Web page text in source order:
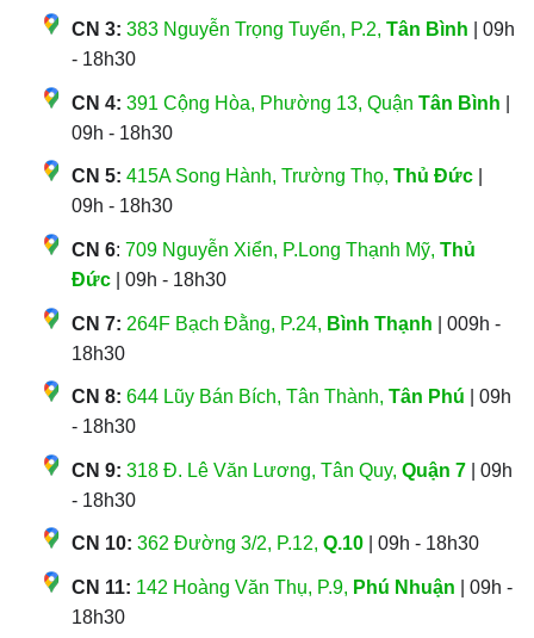
CN 3: 383 Nguyễn Trọng Tuyển, P.2, Tân Bình | 09h
- 18h30
CN 4: 391 Cộng Hòa, Phường 13, Quận Tân Bình
09h - 18h30
CN 5: 415A Song Hành, Trường Thọ, Thủ Đức
09h - 18h30
CN 6: 709 Nguyễn Xiển, P.Long Thạnh Mỹ, Thủ
Đức | 09h - 18h30
CN 7: 264F Bạch Đằng, P.24, Bình Thạnh | 009h -
18h30
CN 8: 644 Lũy Bán Bích, Tân Thành, Tân Phú | 09h
- 18h30
CN 9: 318 Đ. Lê Văn Lương, Tân Quy, Quận 7 | 09h
- 18h30
CN 10: 362 Đường 3/2, P.12, Q.10 | 09h - 18h30
CN 11: 142 Hoàng Văn Thụ, P.9, Phú Nhuận | 09h -
18h30